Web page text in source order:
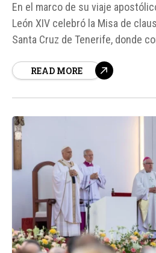
En el marco de su viaje
León XIV celebró la Misa de
Santa Cruz de Tenerife, donde
la vida de los creyentes.
READ MORE